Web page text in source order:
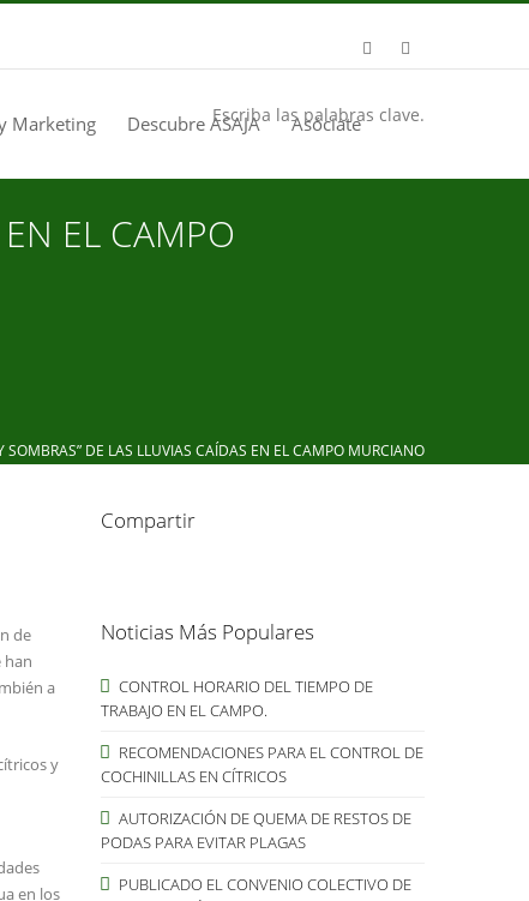
Marketing Descubre ASAJA Asóciate
Escriba las palabras clave.
EL CAMPO
DE LAS LLUVIAS CAÍDAS EN EL CAMPO MURCIANO
de
han
a
y
en los
Compartir
Noticias Más Populares
CONTROL HORARIO DEL TIEMPO DE
TRABAJO EN EL CAMPO.
RECOMENDACIONES PARA EL CONTROL DE
COCHINILLAS EN CÍTRICOS
AUTORIZACIÓN DE QUEMA DE RESTOS DE
PODAS PARA EVITAR PLAGAS
PUBLICADO EL CONVENIO COLECTIVO DE